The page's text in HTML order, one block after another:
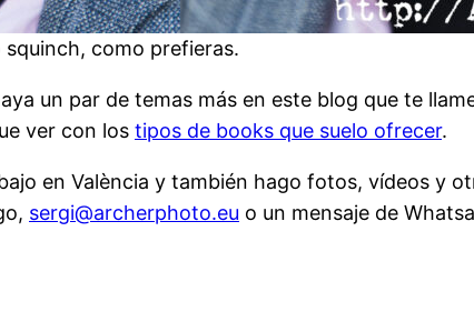
como prefieras.
un par de temas más en este blog que te
ver con los tipos de books que suelo ofrecer.
en València y también hago fotos, vídeos y
sergi@archerphoto.eu o un mensaje de